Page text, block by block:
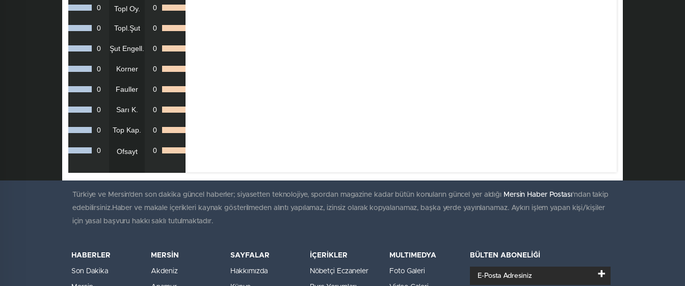
0 Topl Oy. 0
0 Topl.Şut 0
0 Şut Engell. 0
0 Korner 0
0 Fauller 0
0 Sarı K. 0
0 Top Kap. 0
0 Ofsayt 0
Türkiye ve Mersin’den son dakika güncel haberler; siyasetten teknolojiye, spordan magazine kadar bütün konuların güncel yer aldığı Mersin Haber Postası'ndan takip
edebilirsiniz.Haber ve makale içerikleri kaynak gösterilmeden alıntı yapılamaz, izinsiz olarak kopyalanamaz, başka yerde yayınlanamaz. Aykırı işlem yapan kişi/kişiler
için yasal başvuru hakkı saklı tutulmaktadır.
HABERLER
Son Dakika
MERSİN
Akdeniz
SAYFALAR
Hakkımızda
İÇERİKLER
Nöbetçi Eczaneler
MULTIMEDYA
Foto Galeri
BÜLTEN ABONELİĞİ
+